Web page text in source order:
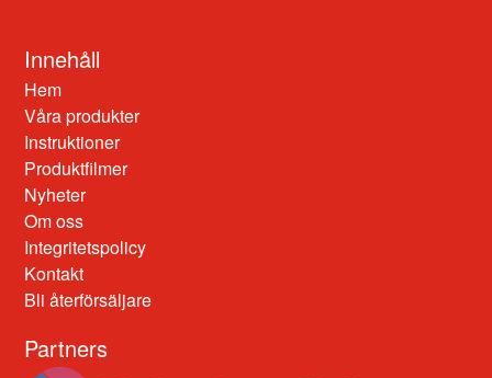
Innehåll
Hem
Våra produkter
Instruktioner
Produktfilmer
Nyheter
Om oss
Integritetspolicy
Kontakt
Bli återförsäljare
Partners